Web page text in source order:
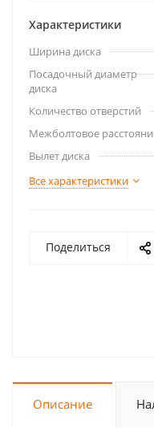
Характеристики
Ширина диска
Посадочный диаметр
диска
Количество отверстий
Межболтовое
Вылет диска
Все характеристики
Поделиться
Описание